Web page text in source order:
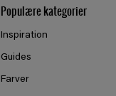
Populære kategorier
Inspiration
Guides
Farver